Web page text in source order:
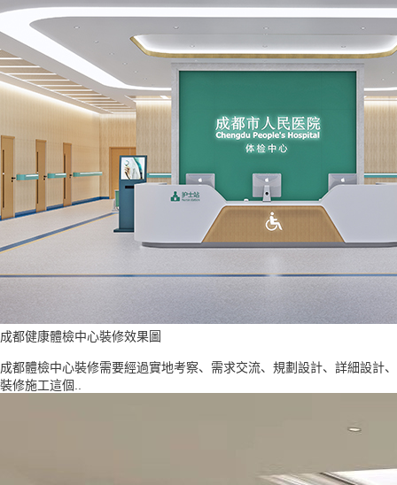
成都健康體檢中心裝修效果圖
成都體檢中心裝修需要經過實地考察、需求交流、規劃設計、詳細設計、
裝修施工這個..